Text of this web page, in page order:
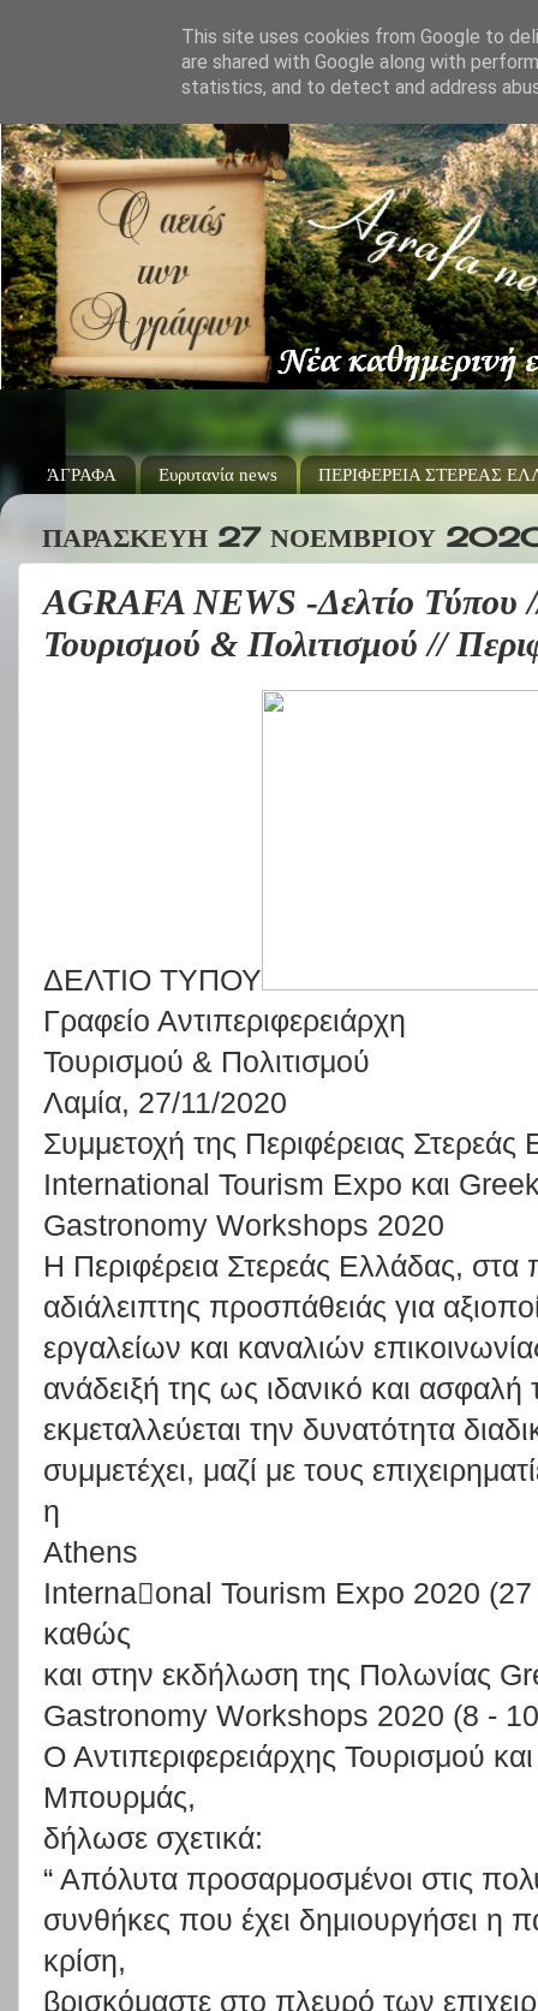
ΆΓΡΑΦΑ Ευρυτανία news ΠΕΡΙΦΕΡΕΙΑ ΣΤΕΡΕΑΣ
ΠΑΡΑΣΚΕΥΉ 27 ΝΟΕΜΒΡΊΟΥ
AGRAFA NEWS -Δελτίο Τύπου //
Τουρισμού & Πολιτισμού //
ΔΕΛΤΙΟ ΤΥΠΟΥ
Γραφείο Αντιπεριφερειάρχη
Τουρισμού & Πολιτισμού
Λαμία, 27/11/2020
Συμμετοχή της Περιφέρειας
International Tourism Expo και
Gastronomy Workshops 2020
Η Περιφέρεια Στερεάς Ελλάδας, στα
αδιάλειπτης προσπάθειάς για
εργαλείων και καναλιών
ανάδειξή της ως ιδανικό και ασφαλή
εκμεταλλεύεται την δυνατότητα
συμμετέχει, μαζί με τους
η
Athens
Internaonal Tourism Expo 2020 (27
καθώς
και στην εκδήλωση της Πολωνίας
Gastronomy Workshops 2020 (8 -
Ο Αντιπεριφερειάρχης Τουρισμού και
Μπουρμάς,
δήλωσε σχετικά:
“ Απόλυτα προσαρμοσμένοι στις
συνθήκες που έχει δημιουργήσει η
κρίση,
βρισκόμαστε στο πλευρό των
This site uses cookies from Google to
are shared with Google along with
statistics, and to detect and address